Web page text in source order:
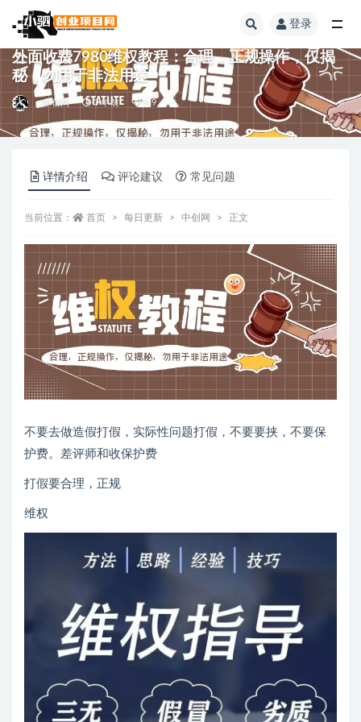
登录
外面收费7980维权教程：合理，正规操作，仅揭
秘，勿用于非法用途
中创网 3 年前 9.9
详情介绍 评论建议 常见问题
当前位置： 首页 每日更新 中创网 正文
不要去做造假打假，实际性问题打假，不要要挟，不要保
护费。差评师和收保护费
打假要合理，正规
维权